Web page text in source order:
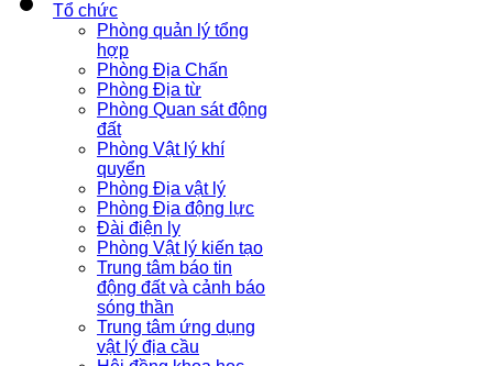
Tổ chức
Phòng quản lý tổng
hợp
Phòng Địa Chấn
Phòng Địa từ
Phòng Quan sát động
đất
Phòng Vật lý khí
quyển
Phòng Địa vật lý
Phòng Địa động lực
Đài điện ly
Phòng Vật lý kiến tạo
Trung tâm báo tin
động đất và cảnh báo
sóng thần
Trung tâm ứng dụng
vật lý địa cầu